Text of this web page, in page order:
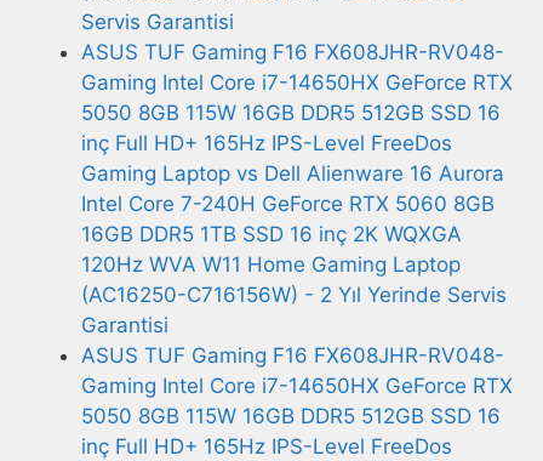
Servis Garantisi
ASUS TUF Gaming F16 FX608JHR-RV048-
Gaming Intel Core i7-14650HX GeForce RTX
5050 8GB 115W 16GB DDR5 512GB SSD 16
inç Full HD+ 165Hz IPS-Level FreeDos
Gaming Laptop vs Dell Alienware 16 Aurora
Intel Core 7-240H GeForce RTX 5060 8GB
16GB DDR5 1TB SSD 16 inç 2K WQXGA
120Hz WVA W11 Home Gaming Laptop
(AC16250-C716156W) - 2 Yıl Yerinde Servis
Garantisi
ASUS TUF Gaming F16 FX608JHR-RV048-
Gaming Intel Core i7-14650HX GeForce RTX
5050 8GB 115W 16GB DDR5 512GB SSD 16
inç Full HD+ 165Hz IPS-Level FreeDos